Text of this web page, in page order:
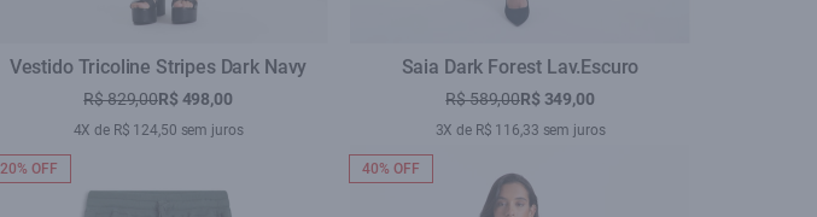
Vestido Tricoline Stripes Dark Navy
R$ 829,00R$ 498,00
4X de R$ 124,50 sem juros
Saia Dark Forest Lav.Escuro
R$ 589,00R$ 349,00
3X de R$ 116,33 sem juros
20% OFF 40% OFF